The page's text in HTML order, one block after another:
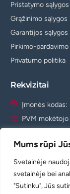
Mums rūpi
Svetainėje
svetainėje bei
"Sutinku", Jūs
Pristatymo sąlygos
Grąžinimo sąlygos
Garantijos sąlygos
Pirkimo-
Privatumo politika
Rekvizitai
Įmonės
PVM
info@agm.lt